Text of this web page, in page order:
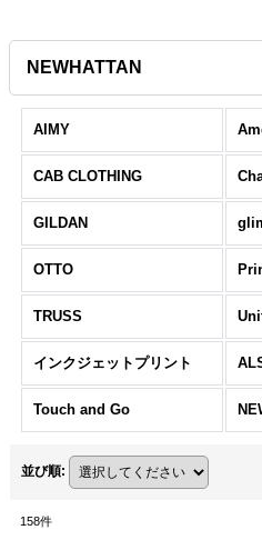
NEWHATTAN
AIMY
CAB CLOTHING
GILDAN
OTTO
TRUSS
インクジェットプリント
Touch and Go
並び順:
158件